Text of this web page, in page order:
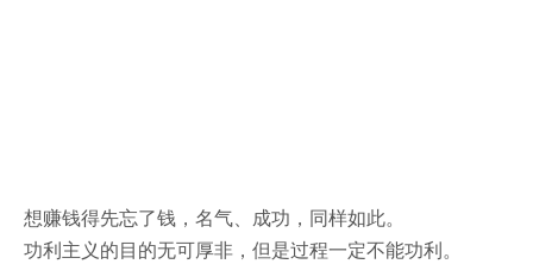
想赚钱得先忘了钱，名气、成功，同样如此。
功利主义的目的无可厚非，但是过程一定不能功利。